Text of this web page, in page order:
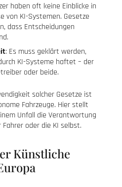
haben oft keine Einblicke in
von KI-Systemen. Gesetze
dass Entscheidungen
: Es muss geklärt werden,
KI-Systeme haftet – der
oder beide.
solcher Gesetze ist
Fahrzeuge. Hier stellt
Unfall die Verantwortung
oder die KI selbst.
Künstliche